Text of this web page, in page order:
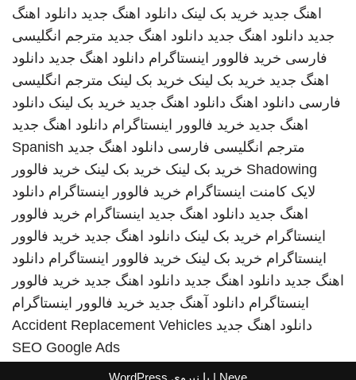
اهنگ جدید خرید بک لینک دانلود اهنگ جدید دانلود اهنگ
جدید دانلود اهنگ جدید دانلود اهنگ جدید مترجم انگلیسی
فارسی خرید فالوور اینستاگرام دانلود اهنگ جدید دانلود
اهنگ جدید خرید بک لینک خرید بک لینک مترجم انگلیسی
فارسی دانلود اهنگ دانلود اهنگ جدید خرید بک لینک دانلود
اهنگ جدید خرید فالوور اینستاگرام دانلود اهنگ جدید
مترجم انگلیسی فارسی دانلود اهنگ جدید Spanish
Shadowing خرید بک لینک خرید بک لینک خرید فالوور
لایک کامنت اینستاگرام خرید فالوور اینستاگرام دانلود
اهنگ جدید دانلود اهنگ جدید اینستاگرام خرید فالوور
اینستاگرام خرید بک لینک دانلود اهنگ جدید خرید فالوور
اینستاگرام خرید بک لینک خرید فالوور اینستاگرام دانلود
اهنگ جدید دانلود اهنگ جدید دانلود اهنگ جدید خرید فالوور
اینستاگرام دانلود آهنگ جدید خرید فالوور اینستاگرام
دانلود اهنگ جدید Accident Replacement Vehicles
SEO Google Ads
Neve | با نیروی WordPress